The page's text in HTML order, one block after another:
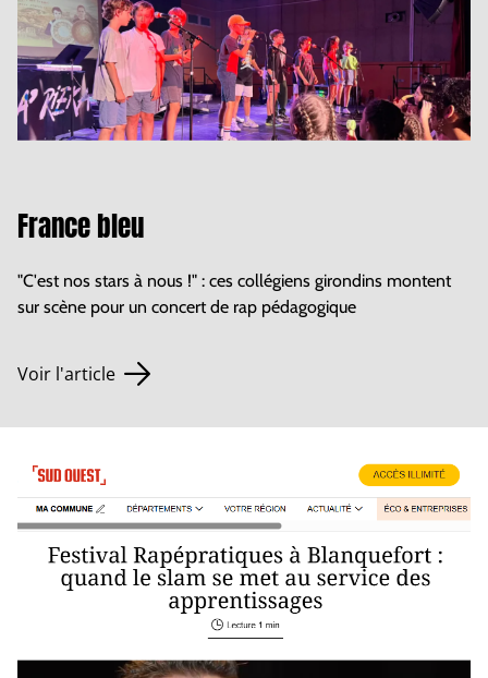
France bleu
"C'est nos stars à nous !" : ces collégiens girondins montent
sur scène pour un concert de rap pédagogique
Voir l'article